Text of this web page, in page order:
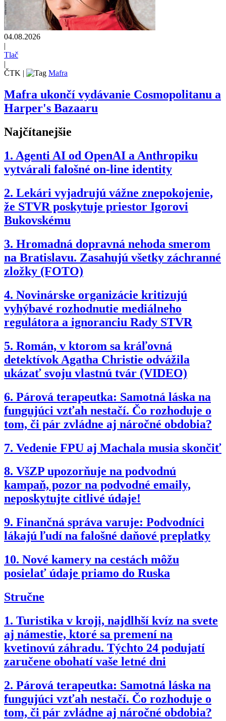
04.08.2026
|
Tlač
|
ČTK | Mafra
Mafra ukončí vydávanie Cosmopolitanu a
Harper's Bazaaru
Najčítanejšie
1. Agenti AI od OpenAI a Anthropiku
vytvárali falošné on-line identity
2. Lekári vyjadrujú vážne znepokojenie,
že STVR poskytuje priestor Igorovi
Bukovskému
3. Hromadná dopravná nehoda smerom
na Bratislavu. Zasahujú všetky záchranné
zložky (FOTO)
4. Novinárske organizácie kritizujú
vyhýbavé rozhodnutie mediálneho
regulátora a ignoranciu Rady STVR
5. Román, v ktorom sa kráľovná
detektívok Agatha Christie odvážila
ukázať svoju vlastnú tvár (VIDEO)
6. Párová terapeutka: Samotná láska na
fungujúci vzťah nestačí. Čo rozhoduje o
tom, či pár zvládne aj náročné obdobia?
7. Vedenie FPU aj Machala musia skončiť
8. VšZP upozorňuje na podvodnú
kampaň, pozor na podvodné emaily,
neposkytujte citlivé údaje!
9. Finančná správa varuje: Podvodníci
lákajú ľudí na falošné daňové preplatky
10. Nové kamery na cestách môžu
posielať údaje priamo do Ruska
Stručne
1. Turistika v kroji, najdlhší kvíz na svete
aj námestie, ktoré sa premení na
kvetinovú záhradu. Týchto 24 podujatí
zaručene obohatí vaše letné dni
2. Párová terapeutka: Samotná láska na
fungujúci vzťah nestačí. Čo rozhoduje o
tom, či pár zvládne aj náročné obdobia?